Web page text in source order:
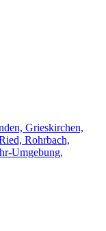
Grieskirchen,
Rohrbach,
Umgebung,